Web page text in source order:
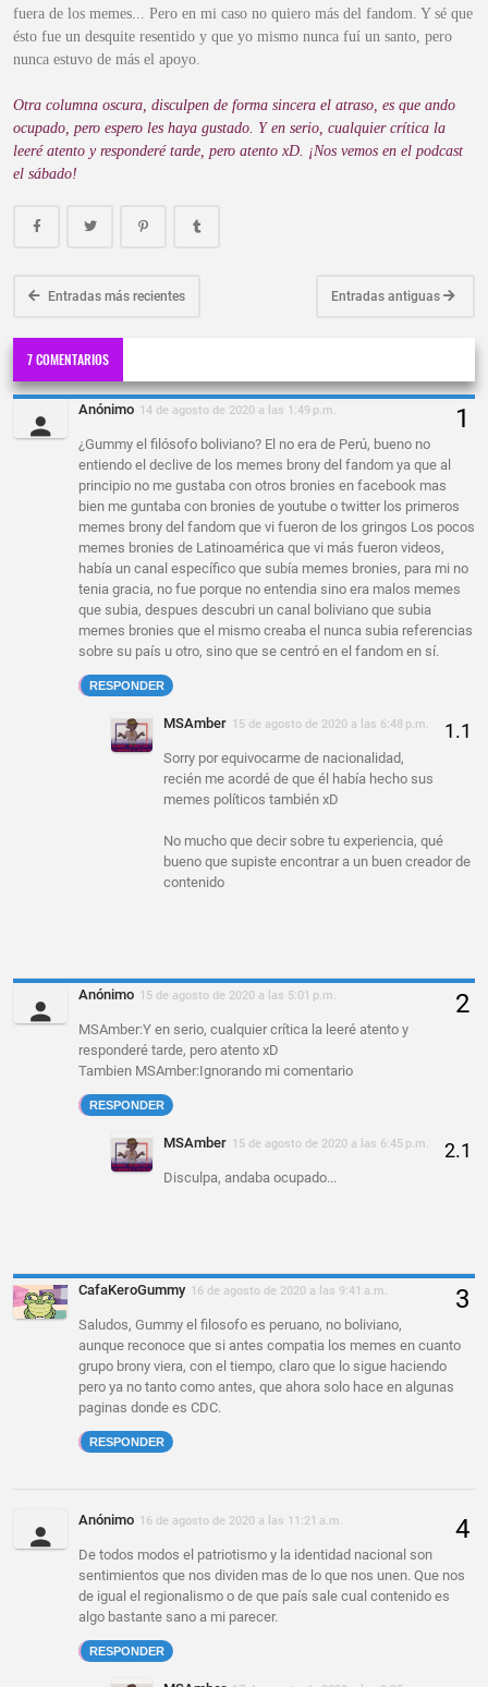
fuera de los memes... Pero en mi caso no quiero más del fandom. Y sé que
ésto fue un desquite resentido y que yo mismo nunca fuí un santo, pero
nunca estuvo de más el apoyo.
Otra columna oscura, disculpen de forma sincera el atraso, es que ando
ocupado, pero espero les haya gustado. Y en serio, cualquier crítica la
leeré atento y responderé tarde, pero atento xD. ¡Nos vemos en el podcast
el sábado!
Entradas más recientes Entradas antiguas
7 COMENTARIOS
Anónimo 14 de agosto de 2020 a las 1:49 p.m.
¿Gummy el filósofo boliviano? El no era de Perú, bueno no
entiendo el declive de los memes brony del fandom ya que al
principio no me gustaba con otros bronies en facebook mas
bien me guntaba con bronies de youtube o twitter los primeros
memes brony del fandom que vi fueron de los gringos Los pocos
memes bronies de Latinoamérica que vi más fueron videos,
había un canal específico que subía memes bronies, para mi no
tenia gracia, no fue porque no entendia sino era malos memes
que subia, despues descubri un canal boliviano que subia
memes bronies que el mismo creaba el nunca subia referencias
sobre su país u otro, sino que se centró en el fandom en sí.
RESPONDER
MSAmber 15 de agosto de 2020 a las 6:48 p.m.
Sorry por equivocarme de nacionalidad,
recién me acordé de que él había hecho sus
memes políticos también xD
No mucho que decir sobre tu experiencia, qué
bueno que supiste encontrar a un buen creador de
contenido
Anónimo 15 de agosto de 2020 a las 5:01 p.m.
MSAmber:Y en serio, cualquier crítica la leeré atento y
responderé tarde, pero atento xD
Tambien MSAmber:Ignorando mi comentario
RESPONDER
MSAmber 15 de agosto de 2020 a las 6:45 p.m.
Disculpa, andaba ocupado...
CafaKeroGummy 16 de agosto de 2020 a las 9:41 a.m.
Saludos, Gummy el filosofo es peruano, no boliviano,
aunque reconoce que si antes compatia los memes en cuanto
grupo brony viera, con el tiempo, claro que lo sigue haciendo
pero ya no tanto como antes, que ahora solo hace en algunas
paginas donde es CDC.
RESPONDER
Anónimo 16 de agosto de 2020 a las 11:21 a.m.
De todos modos el patriotismo y la identidad nacional son
sentimientos que nos dividen mas de lo que nos unen. Que nos
de igual el regionalismo o de que país sale cual contenido es
algo bastante sano a mi parecer.
RESPONDER